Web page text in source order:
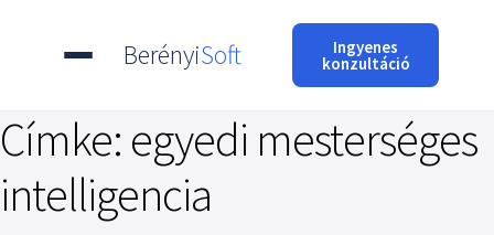
BerényiSoft Ingyenes
konzultáció
Címke: egyedi mesterséges
intelligencia